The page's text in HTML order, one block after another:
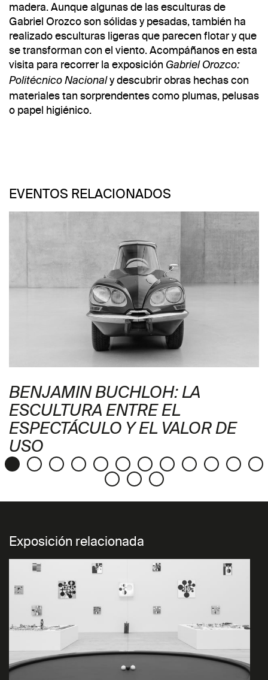
madera. Aunque algunas de las esculturas de
Gabriel Orozco son sólidas y pesadas, también ha
realizado esculturas ligeras que parecen flotar y que
se transforman con el viento. Acompáñanos en esta
visita para recorrer la exposición Gabriel Orozco:
Politécnico Nacionaly descubrir obras hechas con
materiales tan sorprendentes como plumas, pelusas
o papel higiénico.
EVENTOS RELACIONADOS
BENJAMIN BUCHLOH: LA
ESCULTURA ENTRE EL
ESPECTÁCULO Y EL VALOR DE
USO
Exposición relacionada